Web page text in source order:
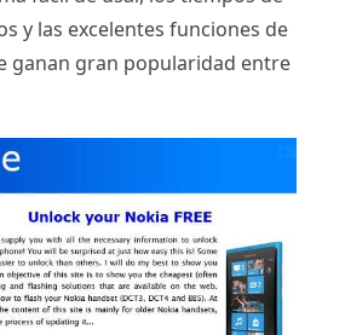
y las excelentes funciones de
ganan gran popularidad entre